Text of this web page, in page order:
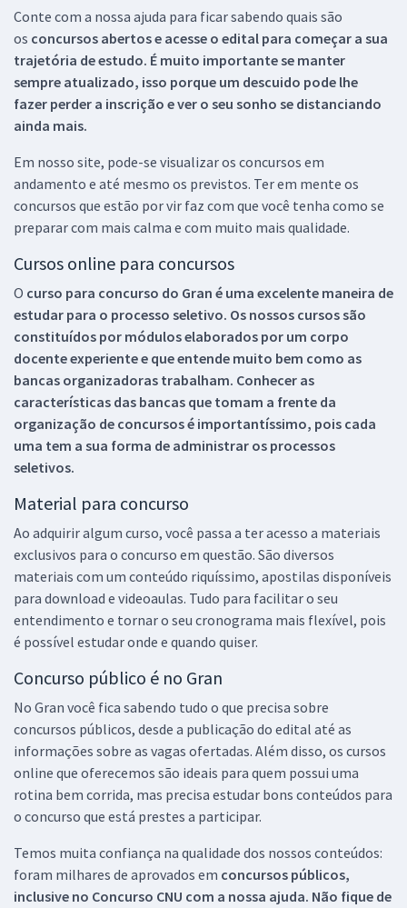
Conte com a nossa ajuda para ficar sabendo quais são
os concursos abertos e acesse o edital para começar a sua
trajetória de estudo. É muito importante se manter
sempre atualizado, isso porque um descuido pode lhe
fazer perder a inscrição e ver o seu sonho se distanciando
ainda mais.
Em nosso site, pode-se visualizar os concursos em
andamento e até mesmo os previstos. Ter em mente os
concursos que estão por vir faz com que você tenha como se
preparar com mais calma e com muito mais qualidade.
Cursos online para concursos
O curso para concurso do Gran é uma excelente maneira de
estudar para o processo seletivo. Os nossos cursos são
constituídos por módulos elaborados por um corpo
docente experiente e que entende muito bem como as
bancas organizadoras trabalham. Conhecer as
características das bancas que tomam a frente da
organização de concursos é importantíssimo, pois cada
uma tem a sua forma de administrar os processos
seletivos.
Material para concurso
Ao adquirir algum curso, você passa a ter acesso a materiais
exclusivos para o concurso em questão. São diversos
materiais com um conteúdo riquíssimo, apostilas disponíveis
para download e videoaulas. Tudo para facilitar o seu
entendimento e tornar o seu cronograma mais flexível, pois
é possível estudar onde e quando quiser.
Concurso público é no Gran
No Gran você fica sabendo tudo o que precisa sobre
concursos públicos, desde a publicação do edital até as
informações sobre as vagas ofertadas. Além disso, os cursos
online que oferecemos são ideais para quem possui uma
rotina bem corrida, mas precisa estudar bons conteúdos para
o concurso que está prestes a participar.
Temos muita confiança na qualidade dos nossos conteúdos:
foram milhares de aprovados em concursos públicos,
inclusive no Concurso CNU com a nossa ajuda. Não fique de